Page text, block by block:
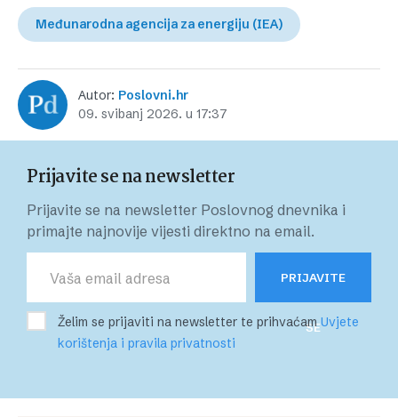
Međunarodna agencija za energiju (IEA)
Autor: Poslovni.hr
09. svibanj 2026. u 17:37
Prijavite se na newsletter
Prijavite se na newsletter Poslovnog dnevnika i
primajte najnovije vijesti direktno na email.
PRIJAVITE
SE
Želim se prijaviti na newsletter te prihvaćamUvjete
korištenja i pravila privatnosti